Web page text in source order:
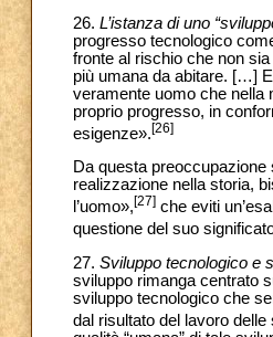
26. L’istanza di uno
progresso tecnologico
fronte al rischio che non
più umana da abitare. […]
veramente uomo che nella
proprio progresso, in
esigenze».[26]
Da questa preoccupazione
realizzazione nella storia,
l’uomo»,[27] che eviti
questione del suo
27. Sviluppo tecnologico e
sviluppo rimanga centrato
sviluppo tecnologico che
dal risultato del lavoro